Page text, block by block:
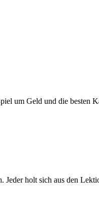
um Geld und die besten
holt sich aus den